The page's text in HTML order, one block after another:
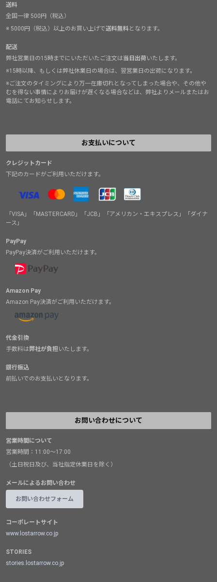
トリオレから流用した洗練されたラスト、それに加えて
この保温性能、優れたコストパフォーマンス。大人の事
ち、現在の為替レート（2025年夏時点）では価格の上昇
持つスカルパが培ってきた経験と技術の集約は、なにも
先鋭的なブーツに限らない。多くの人にとって履きやす
差しは発表当時から変わらないままだ。
送料
全国一律 500円（税込）
※ 5000円（税込）以上のお買い上げで送料無料となります。
配送
弊社営業日の15時までにいただいたご注文は当日出荷いたします。
※15時以降、もしくは弊社休業日の場合は、翌営業日の出荷になります。
※ご注文のタイミングにより万一在庫切れとなってしまった場合や、その他や
むを得ない事情によりお届けが遅くなる場合などは、弊社よりメールまたはお
電話にてお知らせします。
お支払いについて
クレジットカード
下記のカードがご利用いただけます。
「VISA」「MASTERCARD」「JCB」「アメリカン・エキスプレス」「ダイナ
ース」
PayPay
PayPay決済がご利用いただけます。
Amazon Pay
Amazon Pay決済がご利用いただけます。
代金引換
手数料は弊社が負担 いたします。
銀行振込
前払いでのお支払いとなります。
お問い合わせについて
営業時間について
営業時間：11:00～17:00
（土日祝日及び、当社指定休業日を除く）
メールによるお問い合わせ
お問い合わせフォーム
コーポレートサイト
www.lostarrow.co.jp
STORIES
stories.lostarrow.co.jp